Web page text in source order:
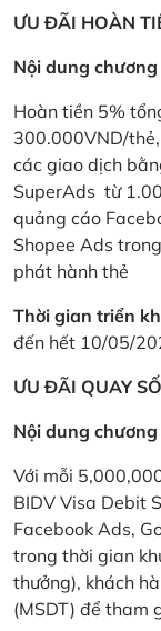
ƯU ĐÃI HOÀN
Nội dung
Hoàn tiền 5%
300.000VND/
các giao dịch
SuperAds từ
quảng cáo
Shopee Ads
phát hành thẻ
Thời gian triển
đến hết 10/05/
ƯU ĐÃI QUAY
Nội dung
Với mỗi
BIDV Visa Debit
Facebook Ads,
trong thời gian
thưởng), khách
(MSDT) để tham